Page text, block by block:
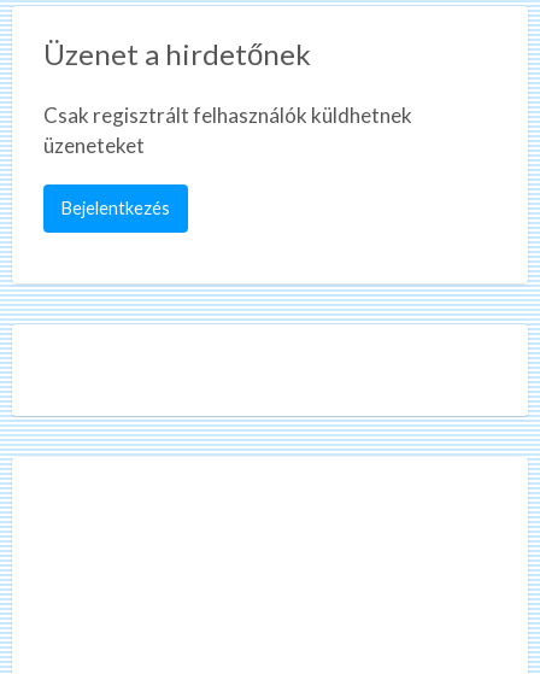
Üzenet a hirdetőnek
Csak regisztrált felhasználók küldhetnek
üzeneteket
Bejelentkezés